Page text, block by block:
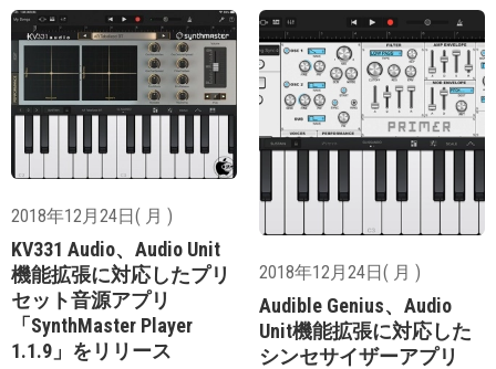
2018年12月24日( 月 )
KV331 Audio、Audio Unit
機能拡張に対応したプリ
セット音源アプリ
「SynthMaster Player
1.1.9」をリリース
2018年12月24日( 月 )
Audible Genius、Audio
Unit機能拡張に対応した
シンセサイザーアプリ